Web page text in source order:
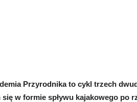
Przyrodnika to cykl trzech
w formie spływu kajakowego po